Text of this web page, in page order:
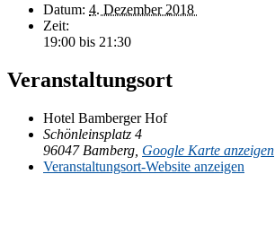
Da­tum: 4. De­zem­ber 2018
Zeit:
19:00 bis 21:30
Veranstaltungsort
Ho­tel Bam­ber­ger Hof
Schön­leins­platz 4
96047 Bam­berg Goog­le Kar­te anzeigen
Ver­an­stal­tungs­ort-Web­site an­zei­gen